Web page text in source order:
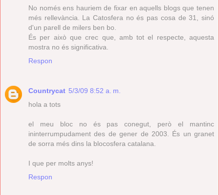
No només ens hauriem de fixar en aquells blogs que tenen
més rellevància. La Catosfera no és pas cosa de 31, sinó
d'un parell de milers ben bo.
És per això que crec que, amb tot el respecte, aquesta
mostra no és significativa.
Respon
Countrycat 5/3/09 8:52 a. m.
hola a tots
el meu bloc no és pas conegut, però el mantinc
ininterrumpudament des de gener de 2003. És un granet
de sorra més dins la blocosfera catalana.
I que per molts anys!
Respon